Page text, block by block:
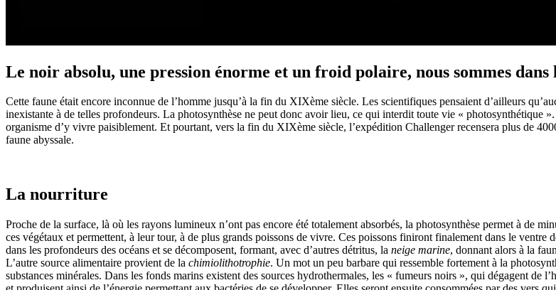
Le noir absolu, une pression énorme et un froid polaire, nous sommes dans
Cette faune était encore inconnue de l’homme jusqu’à la fin du XIXème siècle. Les scientifiques pensaient d’ailleurs
inexistante à de telles profondeurs. La photosynthèse ne peut donc avoir lieu, ce qui interdit toute vie « photosynthétique
organisme d’y vivre paisiblement. Et pourtant, vers la fin du XIXème siècle, l’expédition Challenger recensera plus de
faune abyssale.
La nourriture
Proche de la surface, là où les rayons lumineux n’ont pas encore été totalement absorbés, la photosynthèse permet à de
ces végétaux et permettent, à leur tour, à de plus grands poissons de vivre. Ces poissons finiront finalement dans le
dans les profondeurs des océans et se décomposent, formant, avec d’autres détritus, la neige marine, donnant alors à la
L’autre source alimentaire provient de la chimiolithotrophie. Un mot un peu barbare qui ressemble fortement à la
substances minérales. Dans les fonds marins existent des sources hydrothermales, les « fumeurs noirs », qui dégagent de